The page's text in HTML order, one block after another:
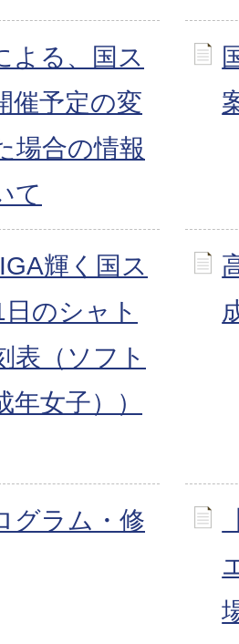
よる、国ス
催予定の変
場合の情報
て
輝く国ス
のシャト
表（ソフト
女子））
グラム・修